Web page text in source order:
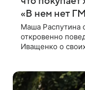
«В нем нет
Маша Распутина
откровенно
Иващенко о